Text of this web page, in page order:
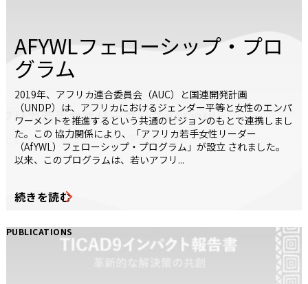
AFYWLフェローシップ・プロ
グラム
2019年、アフリカ連合委員会（AUC）と国連開発計画
（UNDP）は、アフリカにおけるジェンダー平等と女性のエンパ
ワーメントを推進するという共通のビジョンのもとで連携しまし
た。この 協力関係により、「アフリカ若手女性リーダー
（AfYWL）フェローシップ・プログラム」が設立 されました。
以来、このプログラムは、若いアフリ...
続きを読む
PUBLICATIONS